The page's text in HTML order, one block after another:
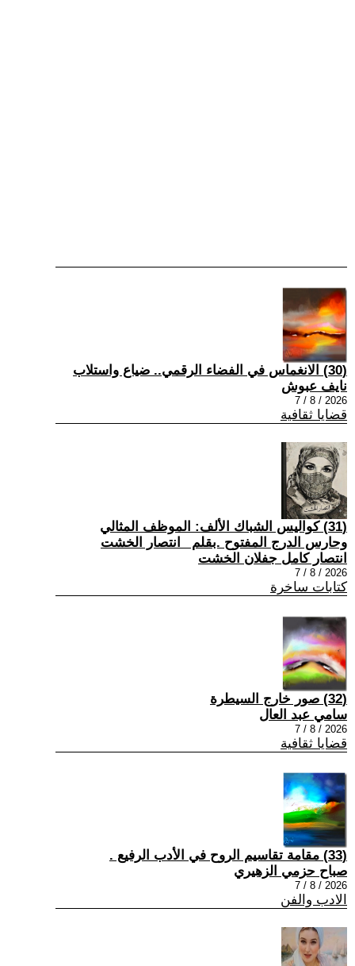
(30) الانغماس في الفضاء الرقمي.. ضياع واستلاب
نايف عبوش
2026 / 8 / 7
قضايا ثقافية
(31) كواليس الشباك الألف: الموظف المثالي
وحارس الدرج المفتوح .بقلم _انتصار الخشت
انتصار كامل جفلان الخشت
2026 / 8 / 7
كتابات ساخرة
(32) صور خارج السيطرة
سامي عبد العال
2026 / 8 / 7
قضايا ثقافية
(33) مقامة تقاسيم الروح في الأدب الرفيع .
صباح حزمي الزهيري
2026 / 8 / 7
الادب والفن